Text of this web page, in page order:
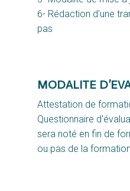
6- Rédaction d'une
pas
MODALITE
Attestation de
Questionnaire
sera noté en fin de
ou pas de la formation.